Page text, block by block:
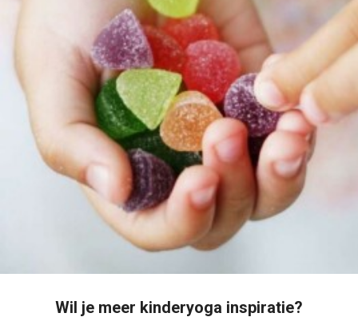
Wil je meer kinderyoga inspiratie?